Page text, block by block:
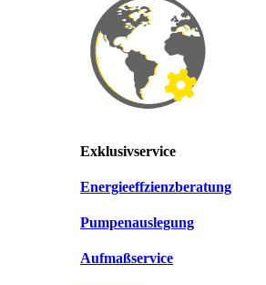
Exklusivservice
Energieeffzienzberatung
Pumpenauslegung
Aufmaßservice